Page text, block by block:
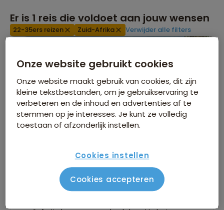
Er is 1 reis die voldoet aan jouw wensen
22-35ers reizen Zuid-Afrika Verwijder alle filters
204 beoordelingen
Het gemak van een groepsreis met voldoende
Onze website gebruikt cookies
Onze website maakt gebruik van cookies, dit zijn
kleine tekstbestanden, om je gebruikservaring te
verbeteren en de inhoud en advertenties af te
stemmen op je interesses. Je kunt ze volledig
toestaan of afzonderlijk instellen.
Cookies instellen
Cookies accepteren